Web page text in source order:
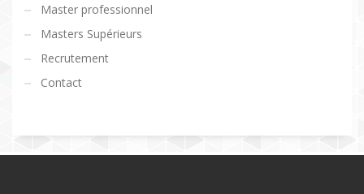
Master professionnel
Masters Supérieurs
Recrutement
Contact